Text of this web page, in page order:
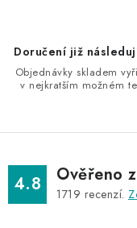
k
y
p
u
Doručení již
Objednávky skladem
v nejkratším možném
4.8 Ověřeno
1719 recenzí.